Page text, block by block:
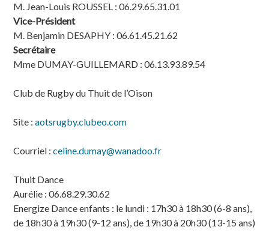
M. Jean-Louis ROUSSEL : 06.29.65.31.01
Vice-Président
M. Benjamin DESAPHY : 06.61.45.21.62
Secrétaire
Mme DUMAY-GUILLEMARD : 06.13.93.89.54
Club de Rugby du Thuit de l’Oison
Site :aotsrugby.clubeo.com
Courriel :celine.dumay@wanadoo.fr
Thuit Dance
Aurélie : 06.68.29.30.62
Energize Dance enfants : le lundi : 17h30 à 18h30 (6-8 ans),
de 18h30 à 19h30 (9-12 ans), de 19h30 à 20h30 (13-15 ans)